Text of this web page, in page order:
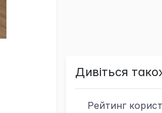
Дивіться
Рейтинг